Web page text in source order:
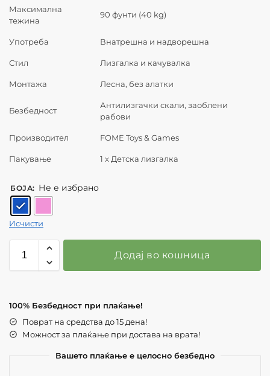
Максимална
тежина
90 фунти (40 kg)
Употреба Внатрешна и надворешна
Стил Лизгалка и качувалка
Монтажа Лесна, без алатки
Безбедност
Антилизгачки скали, заоблени
рабови
Производител FOME Toys & Games
Пакување 1 x Детска лизгалка
БОЈА: Не е избрано
Исчисти
Додај во кошница
100% Безбедност при плаќање!
Поврат на средства до 15 дена!
Можност за плаќање при достава на врата!
Вашето плаќање е целосно безбедно